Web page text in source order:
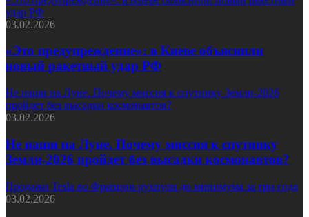
удар РФ
03.02.2026
«Это предупреждение»: в Киеве объяснили
новый ракетный удар РФ
Не наши на Луне. Почему миссия к спутнику Земли-2026
пройдет без высадки космонавтов?
03.02.2026
Не наши на Луне. Почему миссия к спутнику
Земли-2026 пройдет без высадки космонавтов?
Продажи Tesla во Франции рухнули до минимума за три года
03.02.2026